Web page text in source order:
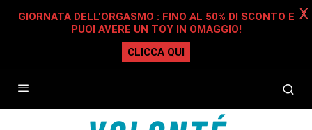
GIORNATA DELL'ORGASMO : FINO AL 50% DI SCONTO E
PUOI AVERE UN TOY IN OMAGGIO!
CLICCA QUI
X